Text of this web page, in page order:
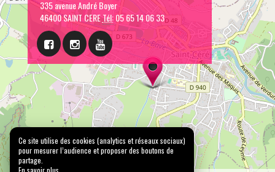
335 avenue André Boyer
46400 SAINT CERETél:05 65 14 06 33
Ce site utilise des cookies (analytics et réseaux sociaux)
pour mesurer l’audience et proposer des boutons de
partage.
En savoir plus